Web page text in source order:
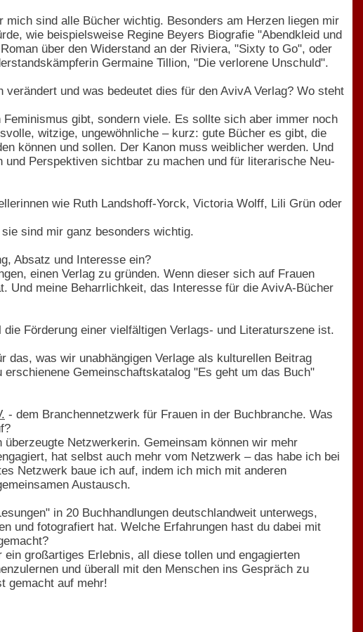
sind alle Bücher wichtig. Besonders am Herzen liegen mir
wie beispielsweise Regine Beyers Biografie "Abendkleid und
über den Widerstand an der Riviera, "Sixty to Go", oder
Germaine Tillion, "Die verlorene Unschuld".
und was bedeutet dies für den AvivA Verlag? Wo steht
gibt, sondern viele. Es sollte sich aber immer noch
witzige, ungewöhnliche – kurz: gute Bücher es gibt, die
können und sollen. Der Kanon muss weiblicher werden. Und
Perspektiven sichtbar zu machen und für literarische Neu-
wie Ruth Landshoff-Yorck, Victoria Wolff, Lili Grün oder
sind mir ganz besonders wichtig.
Absatz und Interesse ein?
einen Verlag zu gründen. Wenn dieser sich auf Frauen
Und meine Beharrlichkeit, das Interesse für die AvivA-Bücher
Förderung einer vielfältigen Verlags- und Literaturszene ist.
was wir unabhängigen Verlage als kulturellen Beitrag
Gemeinschaftskatalog "Es geht um das Buch"
- dem Branchennetzwerk für Frauen in der Buchbranche. Was
Netzwerkerin. Gemeinsam können wir mehr
hat selbst auch mehr vom Netzwerk – das habe ich bei
Netzwerk baue ich auf, indem ich mich mit anderen
Austausch.
in 20 Buchhandlungen deutschlandweit unterwegs,
und fotografiert hat. Welche Erfahrungen hast du dabei mit
großartiges Erlebnis, all diese tollen und engagierten
und überall mit den Menschen ins Gespräch zu
gemacht auf mehr!